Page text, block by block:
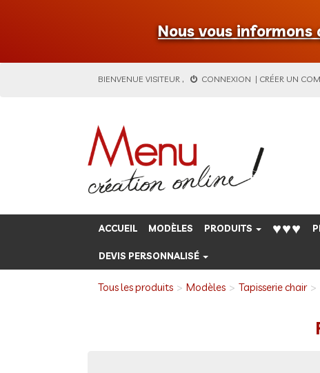
Nous vous
BIENVENUE VISITEUR , CONNEXION | CRÉER UN
ACCUEIL MODÈLES PRODUITS ♥♥♥
DEVIS PERSONNALISÉ
Tous les produits Modèles Tapisserie chair